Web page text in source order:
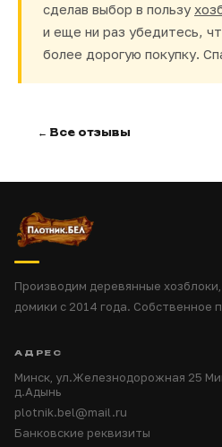
сделав выбор в пользу
и еще ни раз убедитесь,
более дорогую покупку.
← Все отзывы
Производим деревянные
домики с 2014 года. Собственное
АДРЕС
Минск, ул.Железнодорожная 25
д.Адынь
plotnik.bel@mail.ru
Банковские реквизиты